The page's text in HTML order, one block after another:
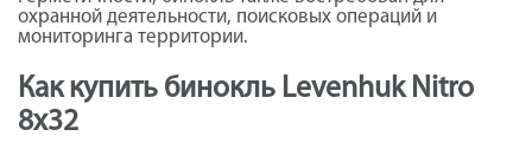
охранной деятельности, поисковых операций и
мониторинга территории.
Как купить бинокль Levenhuk Nitro
8x32